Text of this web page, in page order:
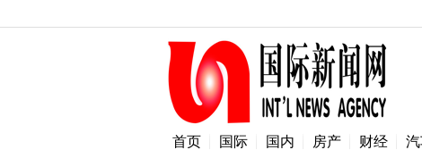
首页 国际 国内 房产 财经